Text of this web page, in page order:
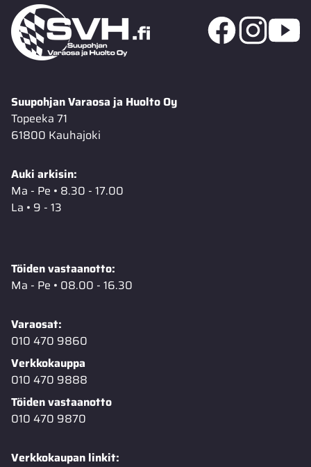
Suupohjan Varaosa ja Huolto Oy
Topeeka 71
61800 Kauhajoki
Auki arkisin:
Ma - Pe • 8.30 - 17.00
La • 9 - 13
Töiden vastaanotto:
Ma - Pe • 08.00 - 16.30
Varaosat:
010 470 9860
Verkkokauppa
010 470 9888
Töiden vastaanotto
010 470 9870
Verkkokaupan linkit: